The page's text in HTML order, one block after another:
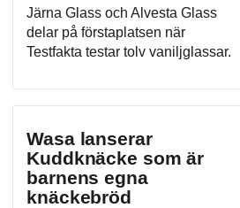
Järna Glass och Alvesta Glass
delar på förstaplatsen när
Testfakta testar tolv vaniljglassar.
Wasa lanserar
Kuddknäcke som är
barnens egna
knäckebröd